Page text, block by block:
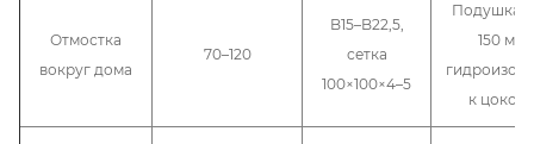
Отмостка
вокруг дома
70–120
B15–B22,5,
сетка
100×100×4–5
Подушка
150 мм,
к